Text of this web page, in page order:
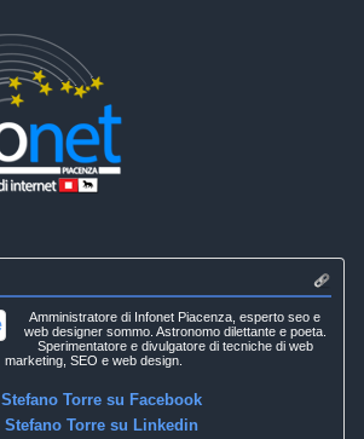
Amministratore di Infonet Piacenza, esperto seo e
web designer sommo. Astronomo dilettante e poeta.
Sperimentatore e divulgatore di tecniche di web
marketing, SEO e web design.
Stefano Torre su Facebook
Stefano Torre su Linkedin